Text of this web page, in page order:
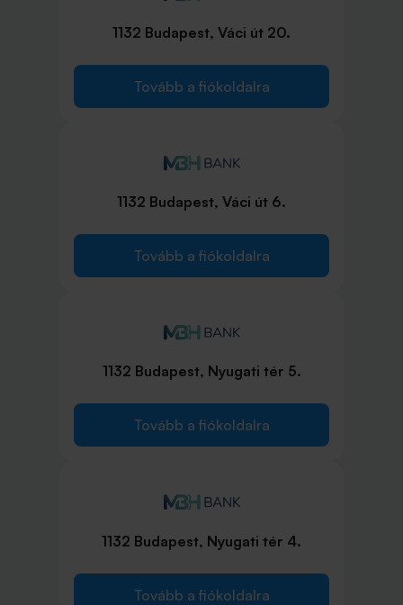
1132 Budapest, Váci út 20.
Tovább a fiókoldalra
1132 Budapest, Váci út 6.
Tovább a fiókoldalra
1132 Budapest, Nyugati tér 5.
Tovább a fiókoldalra
1132 Budapest, Nyugati tér 4.
Tovább a fiókoldalra